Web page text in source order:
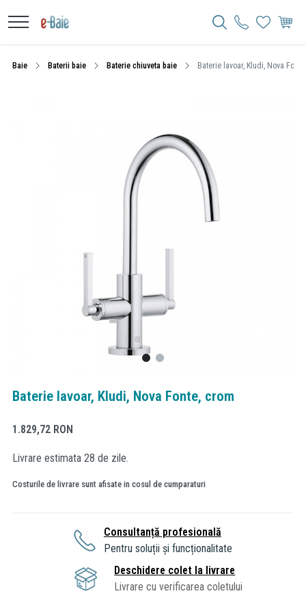
Baie Baterii baie Baterie chiuveta baie Baterie lavoar, Kludi, Nova
Baterie lavoar, Kludi, Nova Fonte, crom
1.829,72 RON
Livrare estimata 28 de zile.
Costurile de livrare sunt afisate in cosul de cumparaturi
Consultanță profesională
Pentru soluții și funcționalitate
Deschidere colet la livrare
Livrare cu verificarea coletului